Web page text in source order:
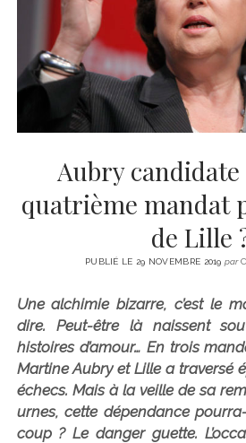
CINÉMA
LITTÉRATURE
ÉCONOMIE
SPORT
MÉDIAS
SANTÉ
instagram
email
Aubry
quatrième mandat
de Lille
PUBLIÉ LE 29 NOVEMBRE 2019par
Une alchimie bizarre, c’est le
dire. Peut-être là naissent
histoires d’amour… En trois
Martine Aubry et Lille a traversé
échecs. Mais à la veille de sa
urnes, cette dépendance
coup ? Le danger guette.